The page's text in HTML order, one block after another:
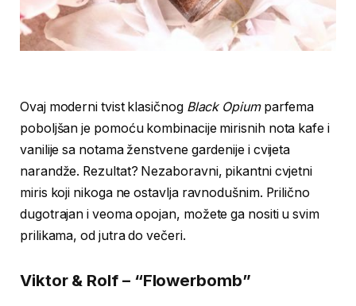
Ovaj moderni tvist klasičnog Black Opium parfema
poboljšan je pomoću kombinacije mirisnih nota kafe i
vanilije sa notama ženstvene gardenije i cvijeta
narandže. Rezultat? Nezaboravni, pikantni cvjetni
miris koji nikoga ne ostavlja ravnodušnim. Prilično
dugotrajan i veoma opojan, možete ga nositi u svim
prilikama, od jutra do večeri.
Viktor & Rolf – “Flowerbomb”